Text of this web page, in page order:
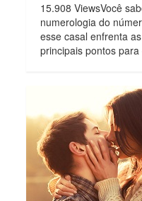
15.908 ViewsVocê
numerologia do
esse casal enfrenta
principais pontos